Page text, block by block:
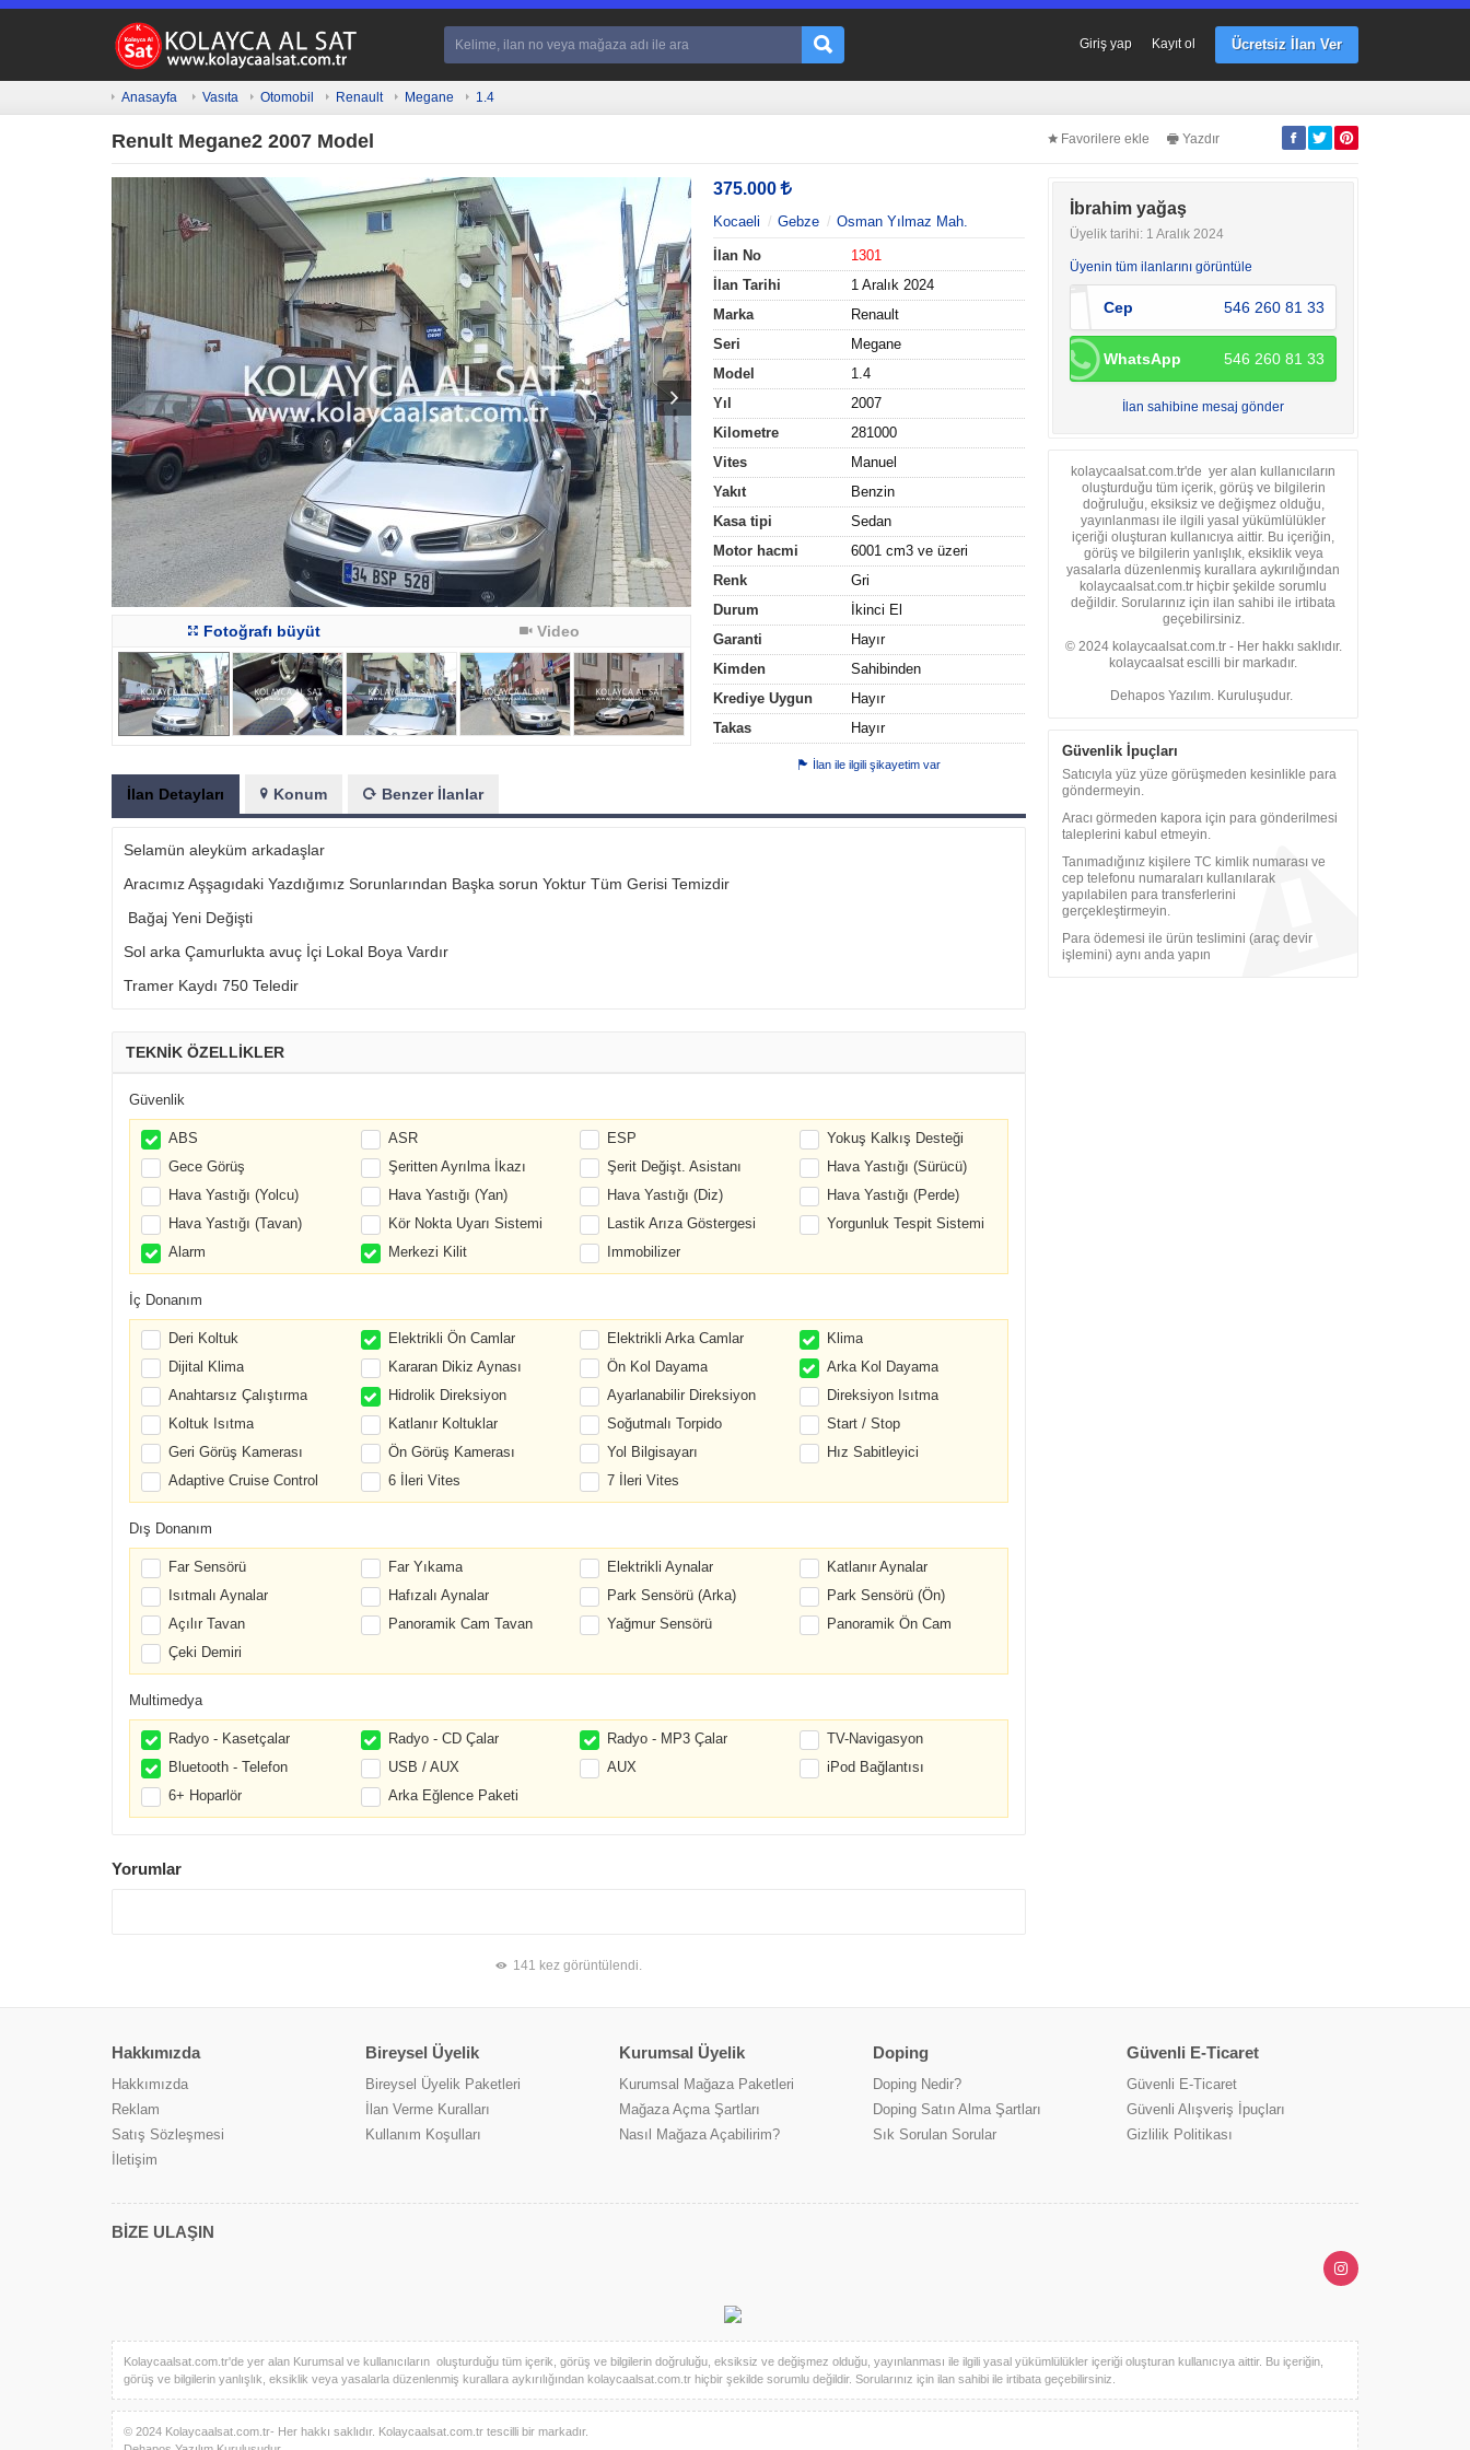
Giriş yap Kayıt ol Ücretsiz İlan Ver
Anasayfa Vasıta Otomobil Renault Megane 1.4
Renult Megane2 2007 Model Favorilere ekle Yazdır
Fotoğrafı büyüt Video
375.000
Kocaeli Gebze Osman Yılmaz Mah.
İlan No
1301
İlan Tarihi
1 Aralık 2024
Marka
Renault
Seri
Megane
Model
1.4
Yıl
2007
Kilometre
281000
Vites
Manuel
Yakıt
Benzin
Kasa tipi
Sedan
Motor hacmi
6001 cm3 ve üzeri
Renk
Gri
Durum
İkinci El
Garanti
Hayır
Kimden
Sahibinden
Krediye Uygun
Hayır
Takas
Hayır
İlan ile ilgili şikayetim var
İlan Detayları Konum Benzer İlanlar
Selamün aleyküm arkadaşlar
Aracımız Aşşagıdaki Yazdığımız Sorunlarından Başka sorun Yoktur Tüm Gerisi Temizdir
Bağaj Yeni Değişti
Sol arka Çamurlukta avuç İçi Lokal Boya Vardır
Tramer Kaydı 750 Teledir
TEKNİK ÖZELLİKLER
Güvenlik
ABS ASR ESP
Yokuş Kalkış Desteği
Gece Görüş
Şeritten Ayrılma İkazı Şerit Değişt. Asistanı
Hava Yastığı (Sürücü)
Hava Yastığı (Yolcu)
Hava Yastığı (Yan) Hava Yastığı (Diz)
Hava Yastığı (Perde)
Hava Yastığı (Tavan)
Kör Nokta Uyarı Sistemi Lastik Arıza Göstergesi
Yorgunluk Tespit Sistemi
Alarm
Merkezi Kilit Immobilizer
İç Donanım
Deri Koltuk Elektrikli Ön Camlar Elektrikli Arka Camlar
Klima
Dijital Klima
Kararan Dikiz Aynası Ön Kol Dayama
Arka Kol Dayama
Anahtarsız Çalıştırma
Hidrolik Direksiyon Ayarlanabilir Direksiyon
Direksiyon Isıtma
Koltuk Isıtma
Katlanır Koltuklar Soğutmalı Torpido
Start / Stop
Geri Görüş Kamerası
Ön Görüş Kamerası Yol Bilgisayarı
Hız Sabitleyici
Adaptive Cruise Control
6 İleri Vites 7 İleri Vites
Dış Donanım
Far Sensörü Far Yıkama Elektrikli Aynalar
Katlanır Aynalar
Isıtmalı Aynalar
Hafızalı Aynalar Park Sensörü (Arka)
Park Sensörü (Ön)
Açılır Tavan
Panoramik Cam Tavan Yağmur Sensörü
Panoramik Ön Cam
Çeki Demiri
Multimedya
Radyo - Kasetçalar Radyo - CD Çalar Radyo - MP3 Çalar
TV-Navigasyon
Bluetooth - Telefon
USB / AUX AUX
iPod Bağlantısı
6+ Hoparlör
Arka Eğlence Paketi
Yorumlar
141 kez görüntülendi.
İbrahim yağaş
Üyelik tarihi: 1 Aralık 2024
Üyenin tüm ilanlarını görüntüle
Cep 546 260 81 33
WhatsApp 546 260 81 33
İlan sahibine mesaj gönder
kolaycaalsat.com.tr'de yer alan kullanıcıların
oluşturduğu tüm içerik, görüş ve bilgilerin
doğruluğu, eksiksiz ve değişmez olduğu,
yayınlanması ile ilgili yasal yükümlülükler
içeriği oluşturan kullanıcıya aittir. Bu içeriğin,
görüş ve bilgilerin yanlışlık, eksiklik veya
yasalarla düzenlenmiş kurallara aykırılığından
kolaycaalsat.com.tr hiçbir şekilde sorumlu
değildir. Sorularınız için ilan sahibi ile irtibata
geçebilirsiniz.
© 2024 kolaycaalsat.com.tr - Her hakkı saklıdır.
kolaycaalsat escilli bir markadır.
Dehapos Yazılım. Kuruluşudur.
Güvenlik İpuçları
Satıcıyla yüz yüze görüşmeden kesinlikle para
göndermeyin.
Aracı görmeden kapora için para gönderilmesi
taleplerini kabul etmeyin.
Tanımadığınız kişilere TC kimlik numarası ve
cep telefonu numaraları kullanılarak
yapılabilen para transferlerini
gerçekleştirmeyin.
Para ödemesi ile ürün teslimini (araç devir
işlemini) aynı anda yapın
Hakkımızda
Hakkımızda
Reklam
Satış Sözleşmesi
İletişim
Bireysel Üyelik
Bireysel Üyelik Paketleri
İlan Verme Kuralları
Kullanım Koşulları
Kurumsal Üyelik
Kurumsal Mağaza Paketleri
Mağaza Açma Şartları
Nasıl Mağaza Açabilirim?
Doping
Doping Nedir?
Doping Satın Alma Şartları
Sık Sorulan Sorular
Güvenli E-Ticaret
Güvenli E-Ticaret
Güvenli Alışveriş İpuçları
Gizlilik Politikası
BİZE ULAŞIN
Kolaycaalsat.com.tr'de yer alan Kurumsal ve kullanıcıların oluşturduğu tüm içerik, görüş ve bilgilerin doğruluğu, eksiksiz ve değişmez olduğu, yayınlanması ile ilgili yasal yükümlülükler içeriği oluşturan kullanıcıya aittir. Bu içeriğin,
görüş ve bilgilerin yanlışlık, eksiklik veya yasalarla düzenlenmiş kurallara aykırılığından kolaycaalsat.com.tr hiçbir şekilde sorumlu değildir. Sorularınız için ilan sahibi ile irtibata geçebilirsiniz.
© 2024 Kolaycaalsat.com.tr- Her hakkı saklıdır. Kolaycaalsat.com.tr tescilli bir markadır.